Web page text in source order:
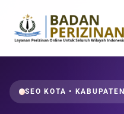
SEO KOTA •